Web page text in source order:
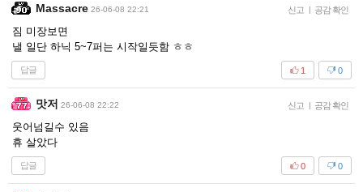
Massacre 26-06-08 22:21 신고 | 공감 확인
짐 미장보면
낼 일단 하닉 5~7퍼는 시작일듯함 ㅎㅎ
답글 0
1
맛저 26-06-08 22:22 신고 | 공감 확인
웃어넘길수 있음
휴 살았다
답글 0
0